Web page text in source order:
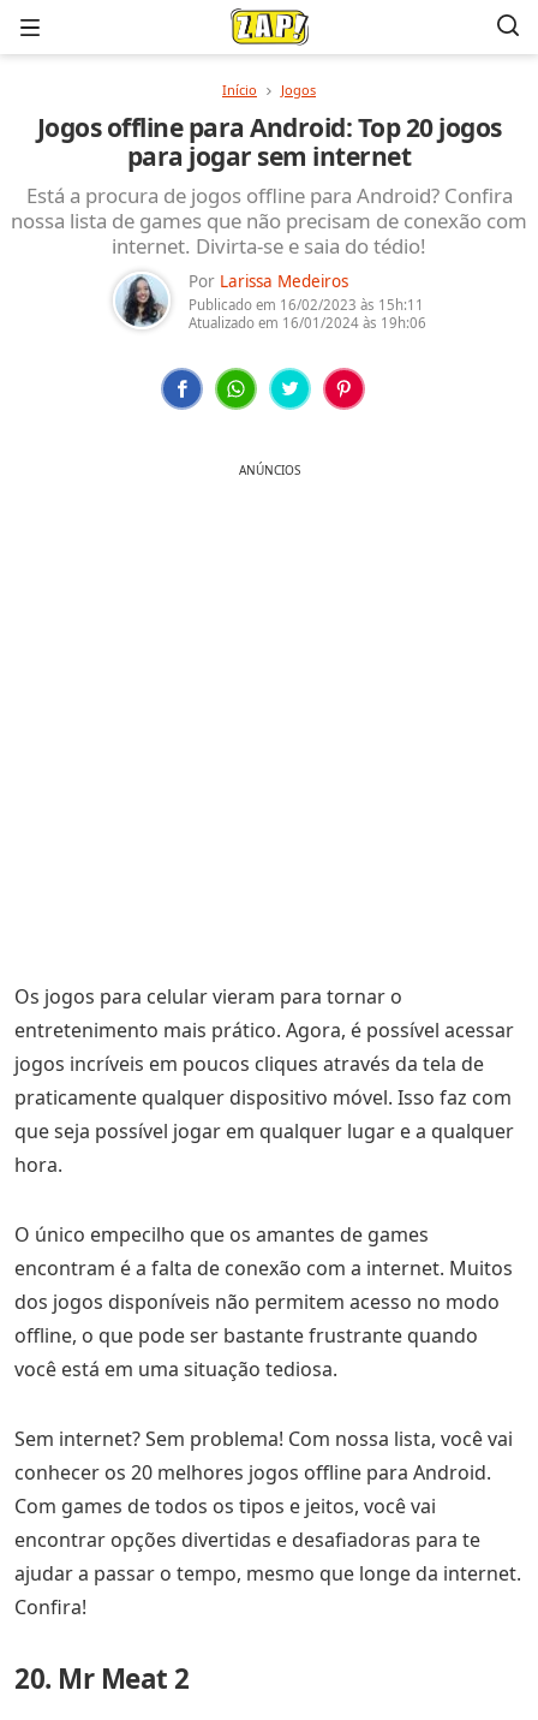
Menu
Início Jogos
Jogos offline para Android: Top 20 jogos
para jogar sem internet
Está a procura de jogos offline para Android? Confira
nossa lista de games que não precisam de conexão com
internet. Divirta-se e saia do tédio!
Por Larissa Medeiros
Publicado em 16/02/2023 às 15h:11
Atualizado em 16/01/2024às 19h:06
ANÚNCIOS
Os jogos para celular vieram para tornar o
entretenimento mais prático. Agora, é possível acessar
jogos incríveis em poucos cliques através da tela de
praticamente qualquer dispositivo móvel. Isso faz com
que seja possível jogar em qualquer lugar e a qualquer
hora.
O único empecilho que os amantes de games
encontram é a falta de conexão com a internet. Muitos
dos jogos disponíveis não permitem acesso no modo
offline, o que pode ser bastante frustrante quando
você está em uma situação tediosa.
Sem internet? Sem problema! Com nossa lista, você vai
conhecer os 20 melhores jogos offline para Android.
Com games de todos os tipos e jeitos, você vai
encontrar opções divertidas e desafiadoras para te
ajudar a passar o tempo, mesmo que longe da internet.
Confira!
20. Mr Meat 2